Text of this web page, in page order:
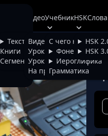
Тексты
Книги
Сегментатор
Видео
Видео
Уроки фонетики
Уроки иероглифики
На проверке
Учебник
С чего начать
Фонетика
Иероглифика
Грамматика
HSK
HSK
HSK